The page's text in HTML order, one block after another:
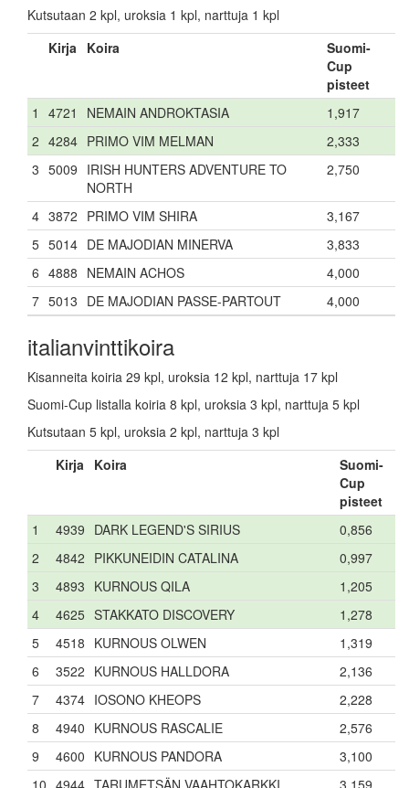
Kutsutaan 2 kpl, uroksia 1 kpl, narttuja 1 kpl
Kirja Koira
Suomi-
Cup
pisteet
1
4721 NEMAIN ANDROKTASIA
1,917
2 4284 PRIMO VIM MELMAN
2,333
3 5009 IRISH HUNTERS ADVENTURE TO
NORTH
2,750
4 3872 PRIMO VIM SHIRA
3,167
5 5014 DE MAJODIAN MINERVA
3,833
6 4888 NEMAIN ACHOS
4,000
7 5013 DE MAJODIAN PASSE-PARTOUT 4,000
italianvinttikoira
Kisanneita koiria 29 kpl, uroksia 12 kpl, narttuja 17 kpl
Suomi-Cup listalla koiria 8 kpl, uroksia 3 kpl, narttuja 5 kpl
Kutsutaan 5 kpl, uroksia 2 kpl, narttuja 3 kpl
Kirja Koira
Suomi-
Cup
pisteet
1
4939 DARK LEGEND'S SIRIUS
0,856
2
4842 PIKKUNEIDIN CATALINA
0,997
3
4893 KURNOUS QILA
1,205
4
4625 STAKKATO DISCOVERY
1,278
5
4518 KURNOUS OLWEN
1,319
6
3522 KURNOUS HALLDORA
2,136
7
4374 IOSONO KHEOPS
2,228
8
4940 KURNOUS RASCALIE
2,576
9
4600 KURNOUS PANDORA
3,100
10 4944 TARUMETSÄN VAAHTOKARKKI 3,159